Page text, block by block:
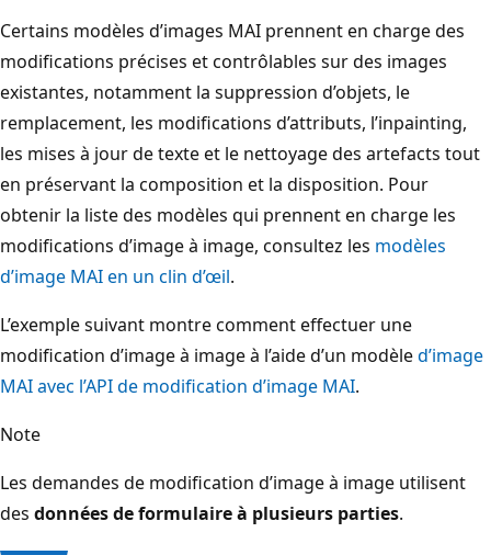
Certains modèles d’images MAI prennent en charge des
modifications précises et contrôlables sur des images
existantes, notamment la suppression d’objets, le
remplacement, les modifications d’attributs, l’inpainting,
les mises à jour de texte et le nettoyage des artefacts tout
en préservant la composition et la disposition. Pour
obtenir la liste des modèles qui prennent en charge les
modifications d’image à image, consultez les modèles
d’image MAI en un clin d’œil.
L’exemple suivant montre comment effectuer une
modification d’image à image à l’aide d’un modèled’image
MAI avec l’API de modification d’image MAI.
Note
Les demandes de modification d’image à image utilisent
des données de formulaire à plusieurs parties.